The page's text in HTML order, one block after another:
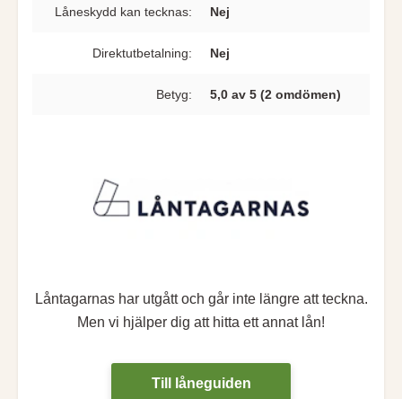
Låneskydd kan tecknas: Nej
Direkt­utbetalning: Nej
Betyg: 5,0 av 5 (2 omdömen)
Låntagarnas har utgått och går inte längre att teckna.
Men vi hjälper dig att hitta ett annat lån!
Till låneguiden